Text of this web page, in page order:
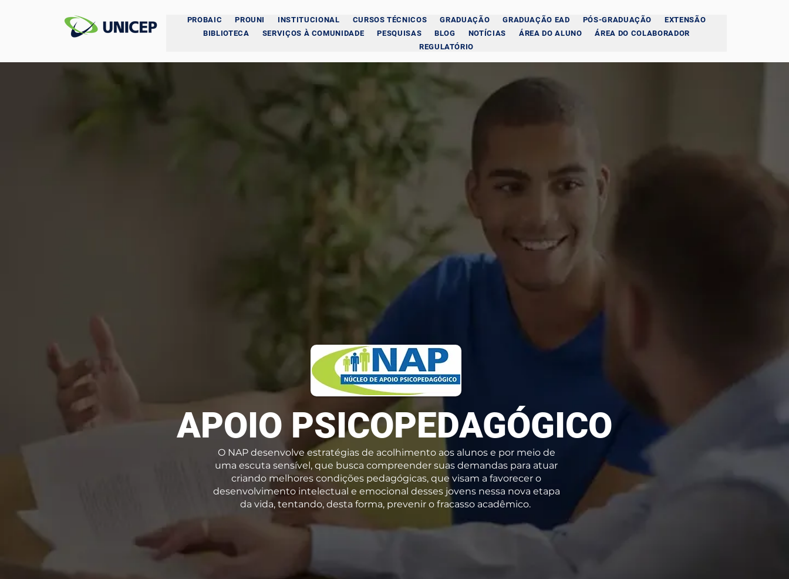
PROBAIC PROUNI INSTITUCIONAL CURSOS TÉCNICOS GRADUAÇÃO GRADUAÇÃO EAD PÓS-GRADUAÇÃO
EXTENSÃO
BIBLIOTECA
SERVIÇOS À COMUNIDADE PESQUISAS BLOG NOTÍCIAS ÁREA DO ALUNO
ÁREA DO COLABORADOR
REGULATÓRIO
APOIO PSICOPEDAGÓGICO
O NAP desenvolve estratégias de acolhimento aos alunos e por meio de
uma escuta sensível, que busca compreender suas demandas para atuar
criando melhores condições pedagógicas, que visam a favorecer o
desenvolvimento intelectual e emocional desses jovens nessa nova etapa
da vida, tentando, desta forma, prevenir o fracasso acadêmico.